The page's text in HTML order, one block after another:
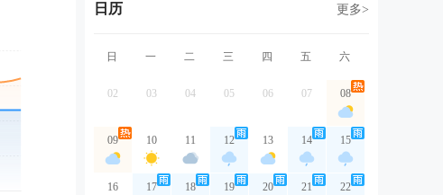
日历 更多>
日 一 二 三 四 五 六
02 03 04 05 06 07 08
09 10 11 12 13 14 15
16 17 18 19 20 21 22